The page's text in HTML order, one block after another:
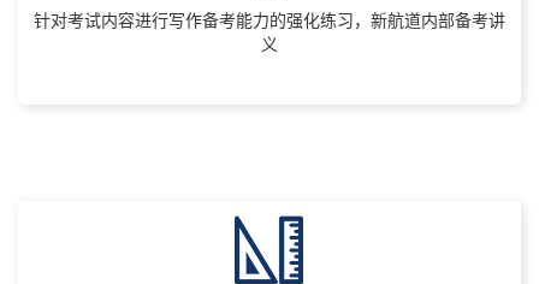
针对考试内容进行写作备考能力的强化练习，新航道内部备考讲
义